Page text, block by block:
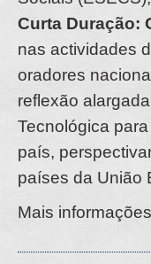
Curta Duração:
nas actividades
oradores
reflexão
Tecnológica
país,
países da União
Mais